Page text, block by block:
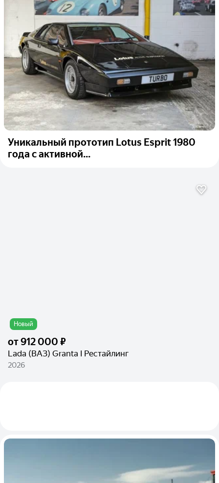
Уникальный прототип Lotus Esprit 1980
года с активной...
Новый
от912 000 ₽
Lada (ВАЗ) Granta I Рестайлинг
2026